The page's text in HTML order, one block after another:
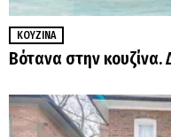
ΚΟΥΖΊΝΑ
Βότανα στην κουζίνα.